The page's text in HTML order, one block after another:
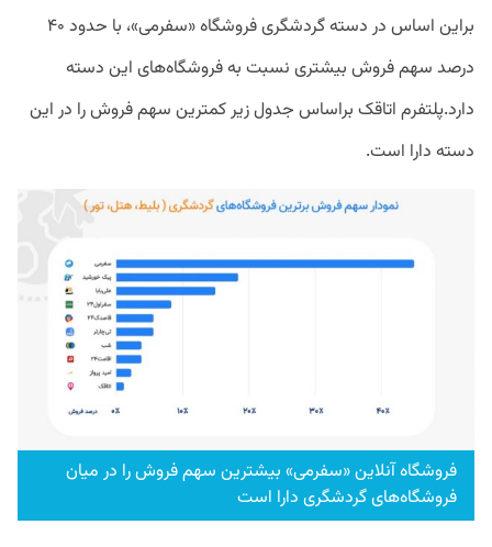
براین اساس در دسته گردشگری فروشگاه «سفرمی»، با حدود ۴۰
درصد سهم فروش بیشتری نسبت به فروشگاه‌های این دسته
دارد.پلتفرم اتاقک براساس جدول زیر کمترین سهم فروش را در این
دسته دارا است.
فروشگاه آنلاین «سفرمی» بیشترین سهم فروش را در میان
فروشگاه‌های گردشگری دارا است